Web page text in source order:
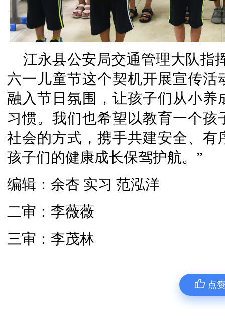
江永县公安局交通管理大队指
六一儿童节这个契机开展宣传
融入节日氛围，让孩子们从小
习惯。我们也希望以教育一个
社会的方式，携手共建安全、
孩子们的健康成长保驾护航。”
编辑：余杏 实习 范泓洋
二审：李薇薇
三审：李茂林
点